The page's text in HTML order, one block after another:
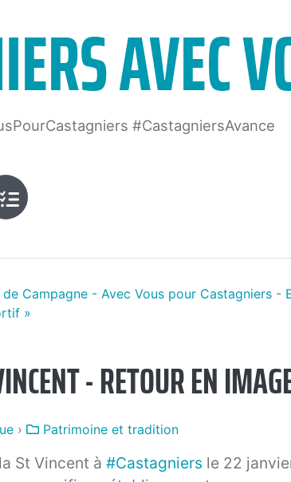
AVEC
#CastagniersAvance
Questionnaire
de Campagne - Avec Vous pour Castagniers -
»
- RETOUR EN
› Patrimoine et tradition
St Vincent à #Castagniers le 22